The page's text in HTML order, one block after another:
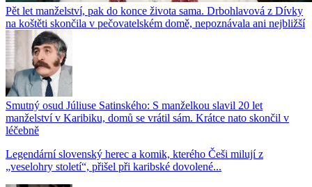
Pět let manželství, pak do konce života sama. Drbohlavová z Dívky
na koštěti skončila v pečovatelském domě, nepoznávala ani nejbližší
Smutný osud Júliuse Satinského: S manželkou slavil 20 let
manželství v Karibiku, domů se vrátil sám. Krátce nato skončil v
léčebně
Legendární slovenský herec a komik, kterého Češi milují z
„veselohry století“, přišel při karibské dovolené...